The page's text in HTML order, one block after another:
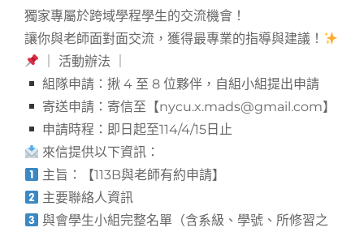
獨家專屬於跨域學程學生的交流機會！
讓你與老師面對面交流，獲得最專業的指導與建議！
｜ 活動辦法 ｜
組隊申請：揪 4 至 8 位夥伴，自組小組提出申請
寄送申請：寄信至【nycu.x.mads@gmail.com】
申請時程：即日起至114/4/15日止
來信提供以下資訊：
主旨：【113B與老師有約申請】
主要聯絡人資訊
與會學生小組完整名單（含系級、學號、所修習之